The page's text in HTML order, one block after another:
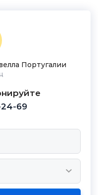
Португалии
24-69